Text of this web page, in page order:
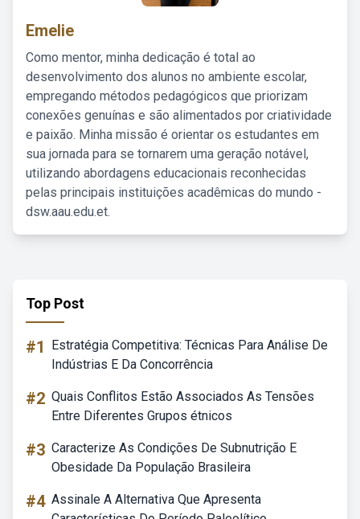
Emelie
Como mentor, minha dedicação é total ao
desenvolvimento dos alunos no ambiente escolar,
empregando métodos pedagógicos que priorizam
conexões genuínas e são alimentados por criatividade
e paixão. Minha missão é orientar os estudantes em
sua jornada para se tornarem uma geração notável,
utilizando abordagens educacionais reconhecidas
pelas principais instituições acadêmicas do mundo -
dsw.aau.edu.et.
Top Post
#1
Estratégia Competitiva: Técnicas Para Análise De
Indústrias E Da Concorrência
#2 Quais Conflitos Estão Associados As Tensões
Entre Diferentes Grupos étnicos
#3 Caracterize As Condições De Subnutrição E
Obesidade Da População Brasileira
#4 Assinale A Alternativa Que Apresenta